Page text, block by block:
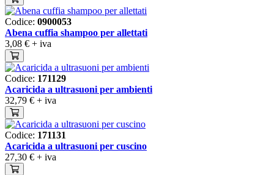
Codice: 0900053
Abena cuffia shampoo per allettati
3,08 € + iva
Codice: 171129
Acaricida a ultrasuoni per ambienti
32,79 € + iva
Codice: 171131
Acaricida a ultrasuoni per cuscino
27,30 € + iva